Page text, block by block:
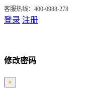
客服热线：400-0988-278
登录 注册
修改密码
×